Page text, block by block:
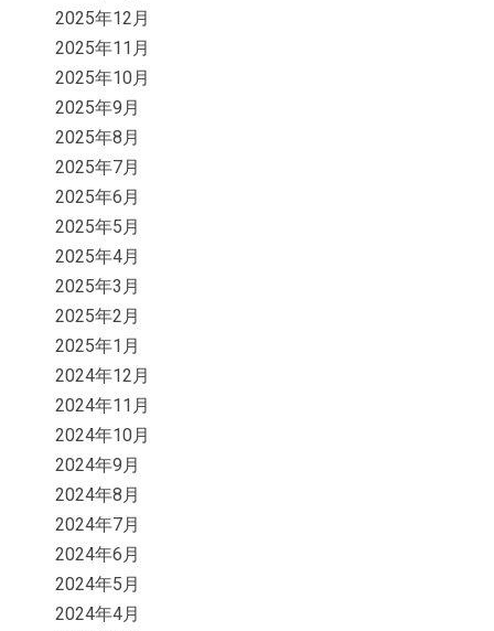
2025年12月
2025年11月
2025年10月
2025年9月
2025年8月
2025年7月
2025年6月
2025年5月
2025年4月
2025年3月
2025年2月
2025年1月
2024年12月
2024年11月
2024年10月
2024年9月
2024年8月
2024年7月
2024年6月
2024年5月
2024年4月